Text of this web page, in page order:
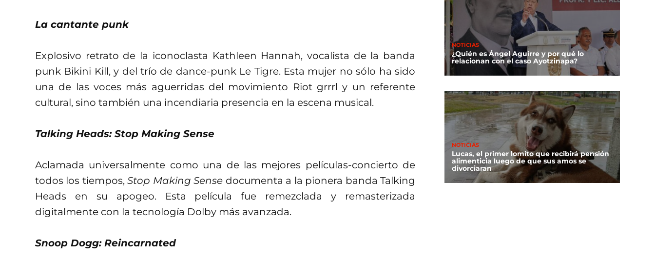
La cantante punk
Explosivo retrato de la iconoclasta Kathleen Hannah, vocalista de la banda
punk Bikini Kill, y del trío de dance-punk Le Tigre. Esta mujer no sólo ha sido
una de las voces más aguerridas del movimiento Riot grrrl y un referente
cultural, sino también una incendiaria presencia en la escena musical.
Talking Heads: Stop Making Sense
Aclamada universalmente como una de las mejores películas-concierto de
todos los tiempos,Stop Making Sense documenta a la pionera banda Talking
Heads en su apogeo. Esta película fue remezclada y remasterizada
digitalmente con la tecnología Dolby más avanzada.
Snoop Dogg: Reincarnated
NOTICIAS
¿Quién es Ángel Aguirre y por qué lo
relacionan con el caso Ayotzinapa?
NOTICIAS
Lucas, el primer lomito que recibirá pensión
alimenticia luego de que sus amos se
divorciaran